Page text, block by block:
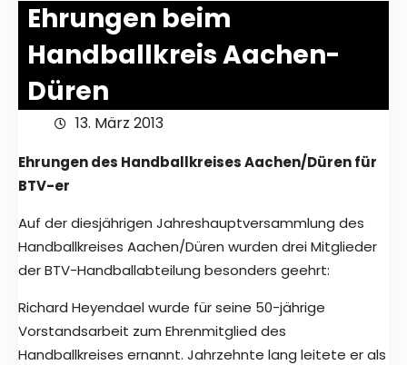
Ehrungen beim
Handballkreis Aachen-
Düren
13. März 2013
Ehrungen des Handballkreises Aachen/Düren für
BTV-er
Auf der diesjährigen Jahreshauptversammlung des
Handballkreises Aachen/Düren wurden drei Mitglieder
der BTV-Handballabteilung besonders geehrt:
Richard Heyendael wurde für seine 50-jährige
Vorstandsarbeit zum Ehrenmitglied des
Handballkreises ernannt. Jahrzehnte lang leitete er als